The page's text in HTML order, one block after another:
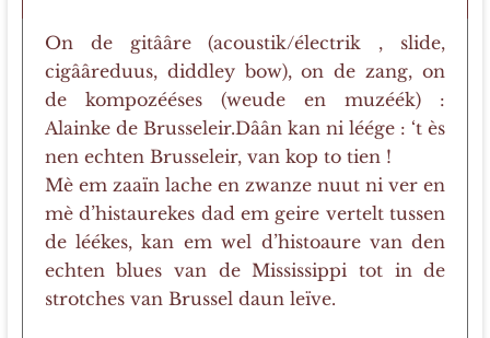
On de gitââre (acoustik/électrik , slide,
cigââreduus, diddley bow), on de zang, on
de kompozééses (weude en muzéék) :
Alainke de Brusseleir.Dâân kan ni léége : ‘t ès
nen echten Brusseleir, van kop to tien !
Mè em zaaïn lache en zwanze nuut ni ver en
mè d’histaurekes dad em geire vertelt tussen
de léékes, kan em wel d’histoaure van den
echten blues van de Mississippi tot in de
strotches van Brussel daun leïve.